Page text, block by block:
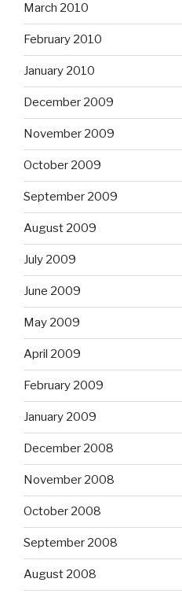
March 2010
February 2010
January 2010
December 2009
November 2009
October 2009
September 2009
August 2009
July 2009
June 2009
May 2009
April 2009
February 2009
January 2009
December 2008
November 2008
October 2008
September 2008
August 2008